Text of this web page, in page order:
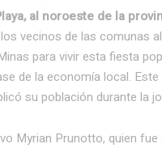
al noroeste de la
vecinos de las comunas
para vivir esta fiesta
de la economía local. Este
su población durante la
Myrian Prunotto, quien fue